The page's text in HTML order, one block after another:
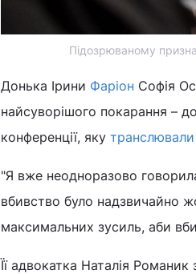
Підозрюваному
Донька Ірини Фаріон Софія
найсуворішого покарання –
конференції, яку транслювали
"Я вже неодноразово
вбивство було надзвичайно
максимальних зусиль, аби
Її адвокатка Наталія